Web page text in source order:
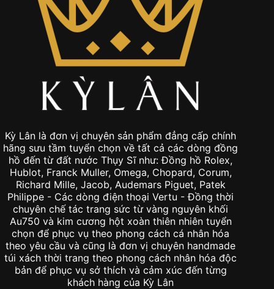
Kỳ Lân là đơn vị chuyên sản phẩm đẳng cấp chính
hãng sưu tầm tuyển chọn về tất cả các dòng đồng
hồ đến từ đất nước Thụy Sĩ như: Đồng hồ Rolex,
Hublot, Franck Muller, Omega, Chopard, Corum,
Richard Mille, Jacob, Audemars Piguet, Patek
Philippe - Các dòng điện thoại Vertu - Đồng thời
chuyên chế tác trang sức từ vàng nguyên khối
Au750 và kim cương hột xoàn thiên nhiên tuyển
chọn để phục vụ theo phong cách cá nhân hóa
theo yêu cầu và cũng là đơn vị chuyên handmade
túi xách thời trang theo phong cách nhân hóa độc
bản để phục vụ sở thích và cảm xúc đến từng
khách hàng của Kỳ Lân